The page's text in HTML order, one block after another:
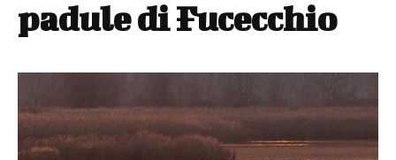
padule di Fucecchio